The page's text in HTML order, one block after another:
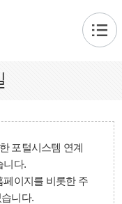
포털시스템 연계
니다.
페이지를 비롯한 주
니다.